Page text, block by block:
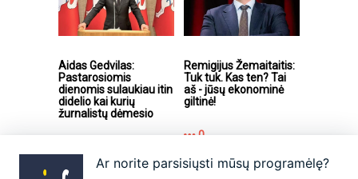
Aidas Gedvilas:
Pastarosiomis
dienomis sulaukiau itin
didelio kai kurių
žurnalistų dėmesio
Remigijus Žemaitaitis:
Tuk tuk. Kas ten? Tai
aš - jūsų ekonominė
giltinė!
0
Ar norite parsisiųsti mūsų programėlę?